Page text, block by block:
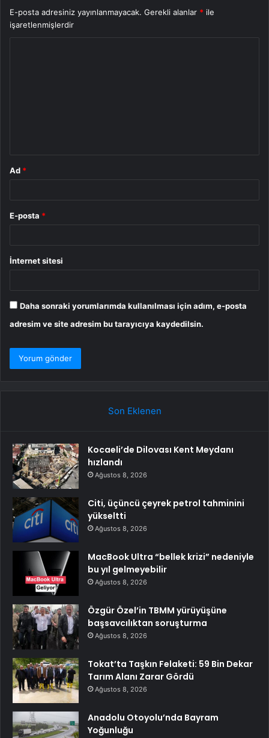
E-posta adresiniz yayınlanmayacak. Gerekli alanlar * ile
işaretlenmişlerdir
Ad *
E-posta *
İnternet sitesi
Daha sonraki yorumlarımda kullanılması için adım, e-posta
adresim ve site adresim bu tarayıcıya kaydedilsin.
Son Eklenen
Kocaeli’de Dilovası Kent Meydanı
hızlandı
Ağustos 8, 2026
Citi, üçüncü çeyrek petrol tahminini
yükseltti
Ağustos 8, 2026
MacBook Ultra “bellek krizi” nedeniyle
bu yıl gelmeyebilir
Ağustos 8, 2026
Özgür Özel’in TBMM yürüyüşüne
başsavcılıktan soruşturma
Ağustos 8, 2026
Tokat’ta Taşkın Felaketi: 59 Bin Dekar
Tarım Alanı Zarar Gördü
Ağustos 8, 2026
Anadolu Otoyolu’nda Bayram
Yoğunluğu